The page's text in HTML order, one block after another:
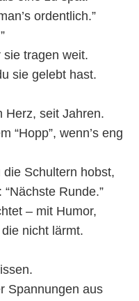
ordentlich.”
tragen weit.
sie gelebt hast.
Herz, seit Jahren.
“Hopp”, wenn’s eng
Schultern hobst,
Runde.”
– mit Humor,
nicht lärmt.
Spannungen aus